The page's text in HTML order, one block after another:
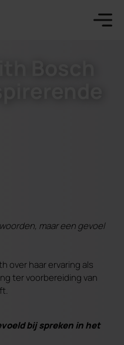
maar een gevoel
over haar ervaring als
ter voorbereiding van
bij spreken in het